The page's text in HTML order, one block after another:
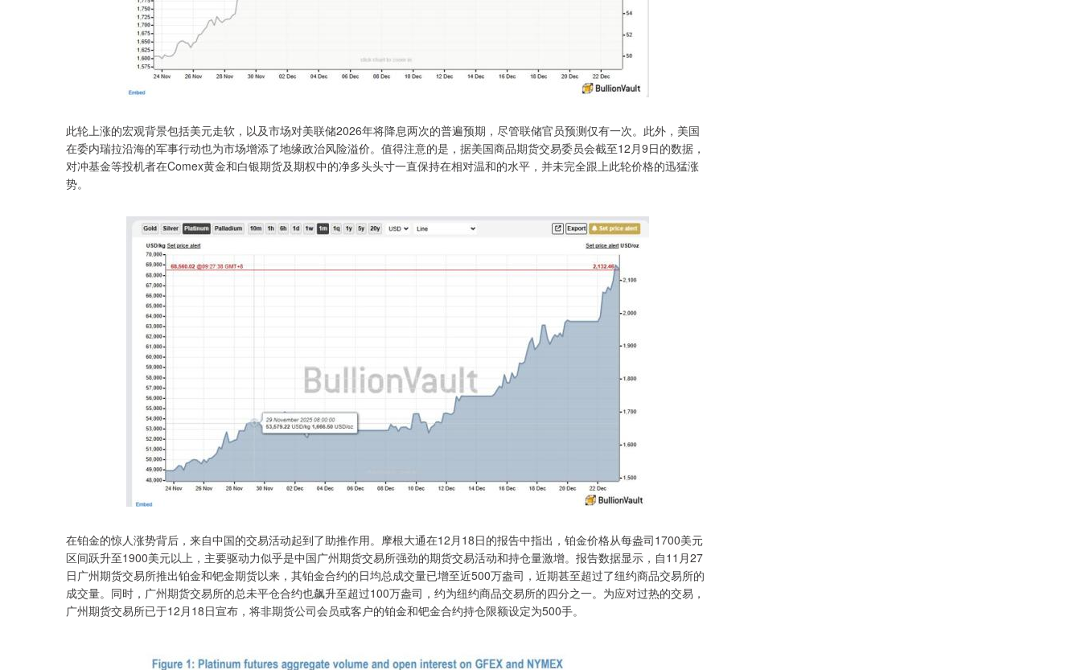
此轮上涨的宏观背景包括美元走软，以及市场对美联储2026年将降息两次的普遍预期，尽管联储官员预测仅有一次。此外，美国
在委内瑞拉沿海的军事行动也为市场增添了地缘政治风险溢价。值得注意的是，据美国商品期货交易委员会截至12月9日的数据，
对冲基金等投机者在Comex黄金和白银期货及期权中的净多头头寸一直保持在相对温和的水平，并未完全跟上此轮价格的迅猛涨
势。
在铂金的惊人涨势背后，来自中国的交易活动起到了助推作用。摩根大通在12月18日的报告中指出，铂金价格从每盎司1700美元
区间跃升至1900美元以上，主要驱动力似乎是中国广州期货交易所强劲的期货交易活动和持仓量激增。报告数据显示，自11月27
日广州期货交易所推出铂金和钯金期货以来，其铂金合约的日均总成交量已增至近500万盎司，近期甚至超过了纽约商品交易所的
成交量。同时，广州期货交易所的总未平仓合约也飙升至超过100万盎司，约为纽约商品交易所的四分之一。为应对过热的交易，
广州期货交易所已于12月18日宣布，将非期货公司会员或客户的铂金和钯金合约持仓限额设定为500手。